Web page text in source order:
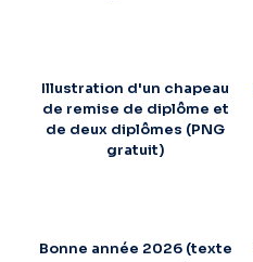
Illustration d'un chapeau
de remise de diplôme et
de deux diplômes (PNG
gratuit)
Bonne année 2026 (texte